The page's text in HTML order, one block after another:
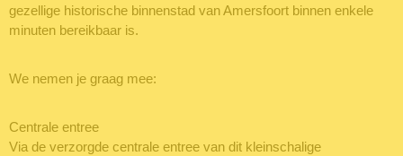
gezellige historische binnenstad van Amersfoort binnen enkele
minuten bereikbaar is.
We nemen je graag mee:
Centrale entree
Via de verzorgde centrale entree van dit kleinschalige